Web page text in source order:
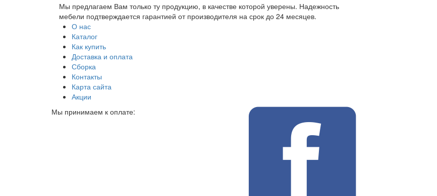
Мы предлагаем Вам только ту продукцию, в качестве которой уверены. Надежность
мебели подтверждается гарантией от производителя на срок до 24 месяцев.
О нас
Каталог
Как купить
Доставка и оплата
Сборка
Контакты
Карта сайта
Акции
Мы принимаем к оплате: